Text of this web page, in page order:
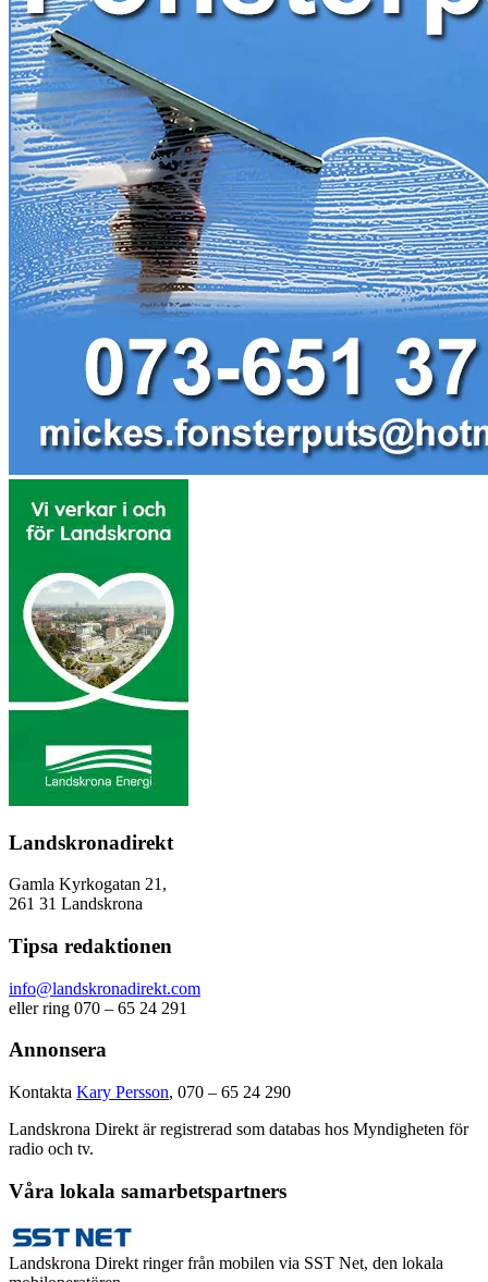
Landskronadirekt
Gamla Kyrkogatan 21,
261 31 Landskrona
Tipsa redaktionen
info@landskronadirekt.com
eller ring 070 – 65 24 291
Annonsera
Kontakta Kary Persson, 070 – 65 24 290
Landskrona Direkt är registrerad som databas hos Myndigheten för
radio och tv.
Våra lokala samarbetspartners
Landskrona Direkt ringer från mobilen via SST Net, den lokala